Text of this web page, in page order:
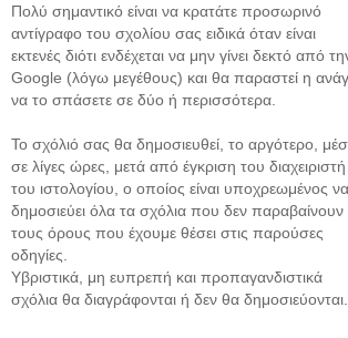
Πολύ σημαντικό είναι να κρατάτε προσωρινό
αντίγραφο του σχολίου σας ειδικά όταν είναι
εκτενές διότι ενδέχεται να μην γίνει δεκτό από
Google (λόγω μεγέθους) και θα παραστεί η
να το σπάσετε σε δύο ή περισσότερα.
Το σχόλιό σας θα δημοσιευθεί, το αργότερο,
σε λίγες ώρες, μετά από έγκριση του διαχειριστή
του ιστολογίου, ο οποίος είναι υποχρεωμένος να
δημοσιεύει όλα τα σχόλια που δεν παραβαίνουν
τους όρους που έχουμε θέσει στις παρούσες
οδηγίες.
Υβριστικά, μη ευπρεπή και προπαγανδιστικά
σχόλια θα διαγράφονται ή δεν θα δημοσιεύονται.